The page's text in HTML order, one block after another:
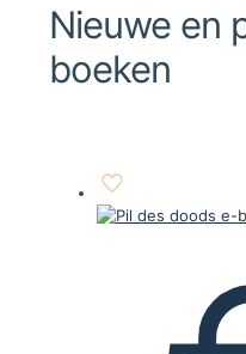
Nieuwe en
boeken